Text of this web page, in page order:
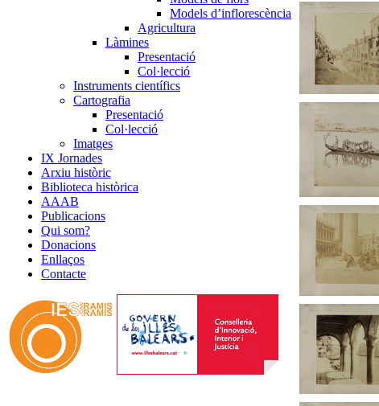
Models d’inflorescència
Agricultura
Làmines
Presentació
Col·lecció
Instruments científics
Cartografia
Presentació
Col·lecció
Imatges
IX Jornades
Arxiu històric
Biblioteca històrica
AAAB
Publicacions
Qui som?
Donacions
Enllaços
Contacte